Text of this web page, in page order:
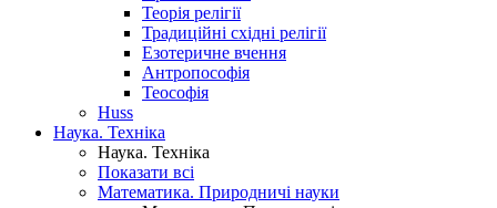
Теорія релігії
Традиційні східні релігії
Езотеричне вчення
Антропософія
Теософія
Huss
Наука. Техніка
Наука. Техніка
Показати всі
Математика. Природничі науки